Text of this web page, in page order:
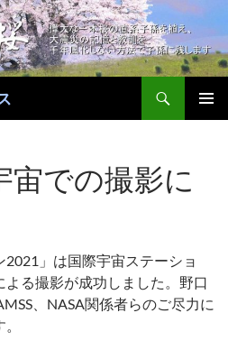
宙での撮影に
2021」は国際宇宙ステーショ
る撮影が成功しました。野口
、NASA関係者らのご尽力に